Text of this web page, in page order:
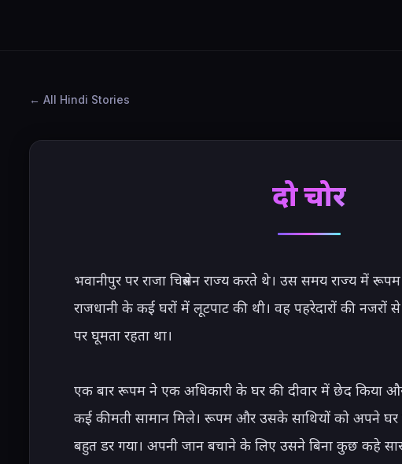
All Hindi Stories
दो चोर
भवानीपुर पर राजा चित्रसेन राज्य करते थे। उस समय राज्य में
राजधानी के कई घरों में लूटपाट की थी। वह पहरेदारों की नजरों
पर घूमता रहता था।
एक बार रूपम ने एक अधिकारी के घर की दीवार में छेद किया
कई कीमती सामान मिले। रूपम और उसके साथियों को अपने
बहुत डर गया। अपनी जान बचाने के लिए उसने बिना कुछ कहे